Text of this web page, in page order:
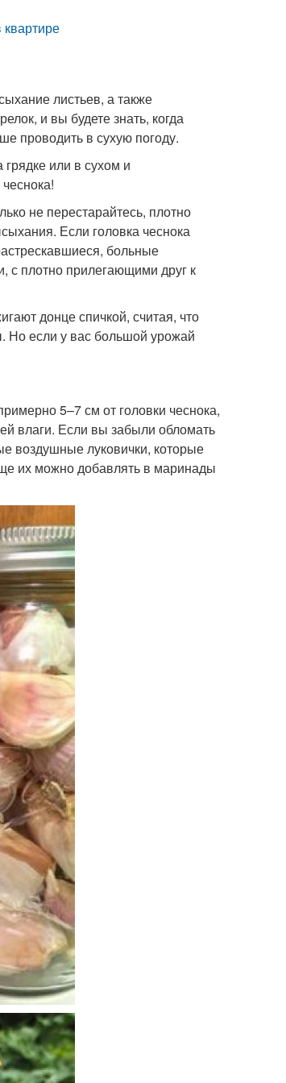
квартире
листьев, а также
и вы будете знать, когда
проводить в сухую погоду.
или в сухом и
не перестарайтесь, плотно
Если головка чеснока
больные
с плотно прилегающими друг к
донце спичкой, считая, что
Но если у вас большой урожай
5–7 см от головки чеснока,
влаги. Если вы забыли обломать
воздушные луковички, которые
их можно добавлять в маринады